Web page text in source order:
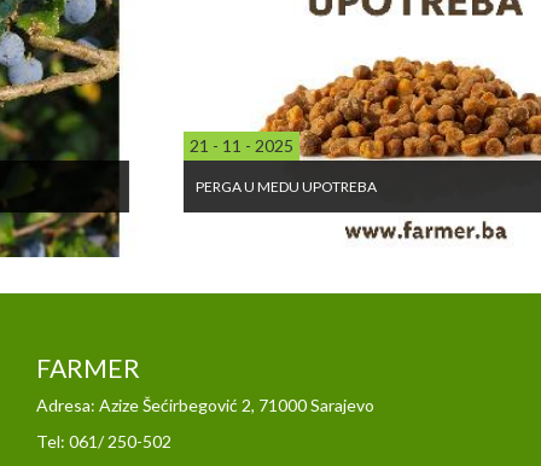
21 - 11 - 2025
PERGA U MEDU UPOTREBA
FARMER
Adresa: Azize Šećirbegović 2, 71000 Sarajevo
Tel: 061/ 250-502